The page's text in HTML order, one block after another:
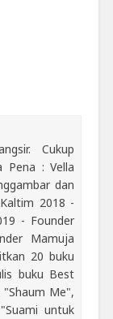
Cukup
Pena : Vella
dan
2018 -
- Founder
Mamuja
20 buku
buku Best
Me",
untuk